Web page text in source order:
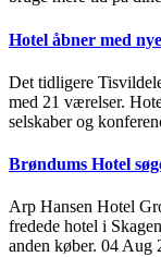
Hotel åbner med
Det tidligere
med 21 værelser.
selskaber og
Brøndums Hotel
Arp Hansen Hotel
fredede hotel i
anden køber. 04 Aug